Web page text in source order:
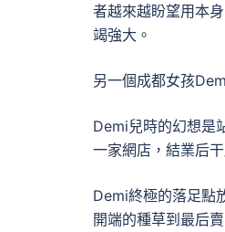
者越來越盼望用本
竭強大。
另一個成都女孩
Demi兒時的幻想是
一家網店，結業后
Demi終極的落足點
開端的種草到最后